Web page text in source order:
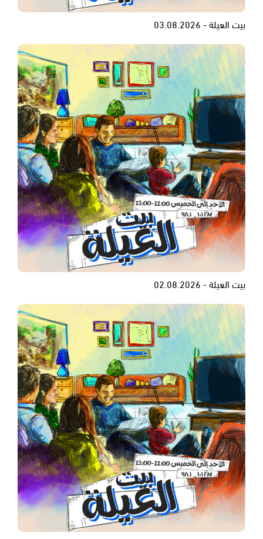
بيت العيلة - 03.08.2026
بيت العيلة - 02.08.2026